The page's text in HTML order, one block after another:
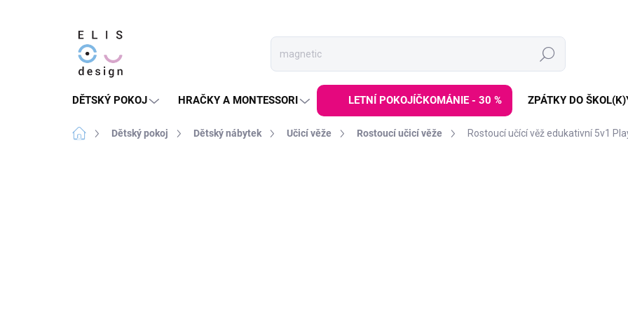
Hledat
DĚTSKÝ POKOJ HRAČKY A MONTESSORI LETNÍ POKOJÍČKOMÁNIE - 30 % ZPÁTKY DO
Domů Dětský pokoj Dětský nábytek Učicí věže Rostoucí učicí věže Rostoucí učící věž edukativní 5v1